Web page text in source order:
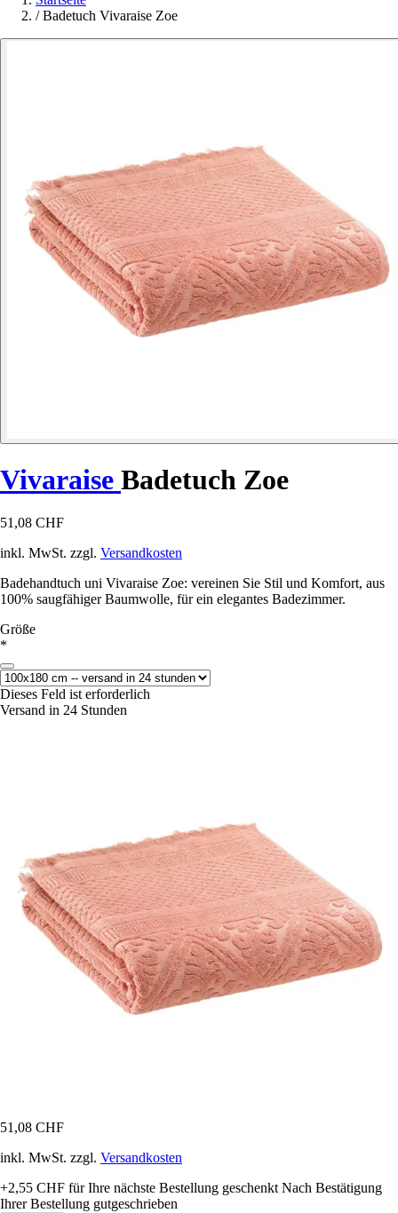
/ Badetuch Vivaraise Zoe
Vivaraise Badetuch Zoe
51,08 CHF
inkl. MwSt. zzgl. Versandkosten
Badehandtuch uni Vivaraise Zoe: vereinen Sie Stil und Komfort, aus
100% saugfähiger Baumwolle, für ein elegantes Badezimmer.
Größe
*
Dieses Feld ist erforderlich
Versand in 24 Stunden
51,08 CHF
inkl. MwSt. zzgl. Versandkosten
+2,55 CHF für Ihre nächste Bestellung geschenkt Nach Bestätigung
Ihrer Bestellung gutgeschrieben